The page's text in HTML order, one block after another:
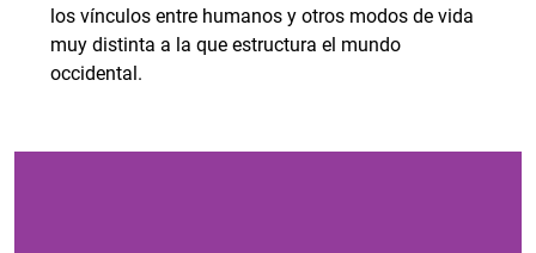
los vínculos entre humanos y otros modos de vida
muy distinta a la que estructura el mundo
occidental.